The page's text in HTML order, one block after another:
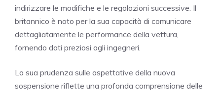
indirizzare le modifiche e le regolazioni successive. Il
britannico è noto per la sua capacità di comunicare
dettagliatamente le performance della vettura,
fornendo dati preziosi agli ingegneri.
La sua prudenza sulle aspettative della nuova
sospensione riflette una profonda comprensione delle